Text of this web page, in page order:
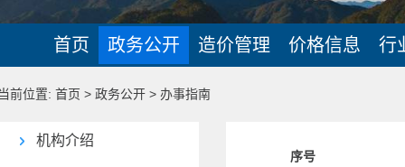
首页 政务公开 造价管理 价格信息 行
前位置: 首页 > 政务公开 > 办事指南
机构介绍
序号